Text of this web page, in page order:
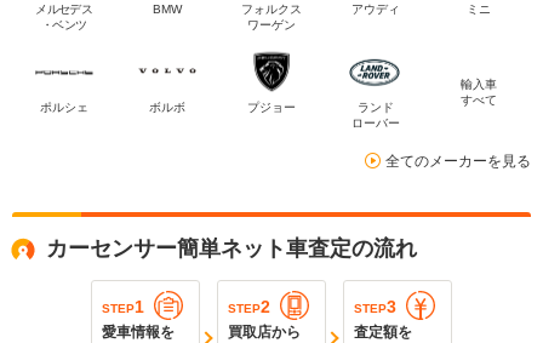
メルセデス
・ベンツ
BMW
フォルクス
ワーゲン
アウディ ミニ
ポルシェ ボルボ プジョー
ランド
ローバー
輸入車
すべて
全てのメーカーを見る
カーセンサー簡単ネット車査定の流れ
STEP1
愛車情報を
STEP2
買取店から
STEP3
査定額を